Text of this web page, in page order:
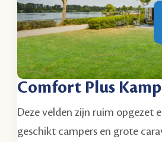
Comfort Plus
Deze velden zijn ruim opgezet
geschikt campers en grote